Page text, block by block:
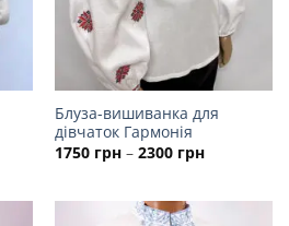
Блуза-вишиванка для
дівчаток Гармонія
1750 грн – 2300 грнPrice
range:
2300 грн